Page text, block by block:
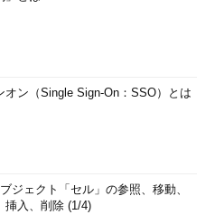
インターネット系エンジニアで
とも理解しておく必要はある。
、本人のやる気次第で仕事を拡
返せば「自分が苦手な仕事もや
とだ。システム開発という職種
金の交渉をしてきて」と頼まれ
を任されるような実績のあるシ
業まで数多く存在する。中に
オン（Single Sign-On：SSO）とは
ジェクト「セル」の参照、移動、
挿入、削除 (1/4)